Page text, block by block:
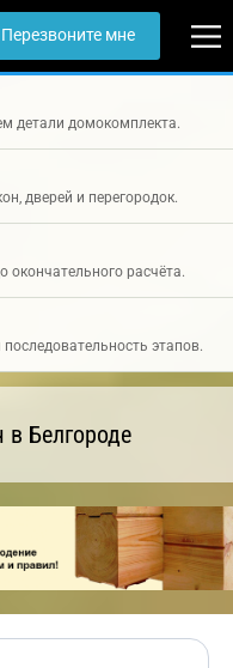
Перезвоните мне
детали домокомплекта.
дверей и перегородок.
окончательного расчёта.
этапов.
Белгороде